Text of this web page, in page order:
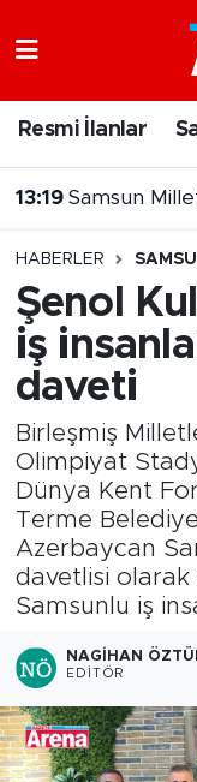
Resmi İlanlar
13:19 Samsun
HABERLER
Şenol
iş
daveti
Birleşmiş
Olimpiyat
Dünya Kent
Terme
Azerbaycan
davetlisi olarak
Samsunlu iş
NAGIHAN
EDITÖR
Samsun
Süper Lig
Tüm
Son Dakika
Haber Arşivi